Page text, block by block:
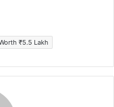
₹5.5 Lakh